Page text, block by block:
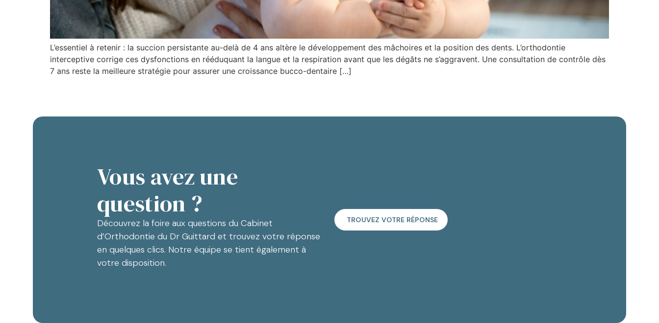
L’essentiel à retenir : la succion persistante au-delà de 4 ans altère le développement des mâchoires et la position des dents. L’orthodontie
interceptive corrige ces dysfonctions en rééduquant la langue et la respiration avant que les dégâts ne s’aggravent. Une consultation de contrôle dès
7 ans reste la meilleure stratégie pour assurer une croissance bucco-dentaire […]
Vous avez une
question ?
Découvrez la foire aux questions du Cabinet
d’Orthodontie du Dr Guittard et trouvez votre réponse
en quelques clics. Notre équipe se tient également à
votre disposition.
TROUVEZ VOTRE RÉPONSE